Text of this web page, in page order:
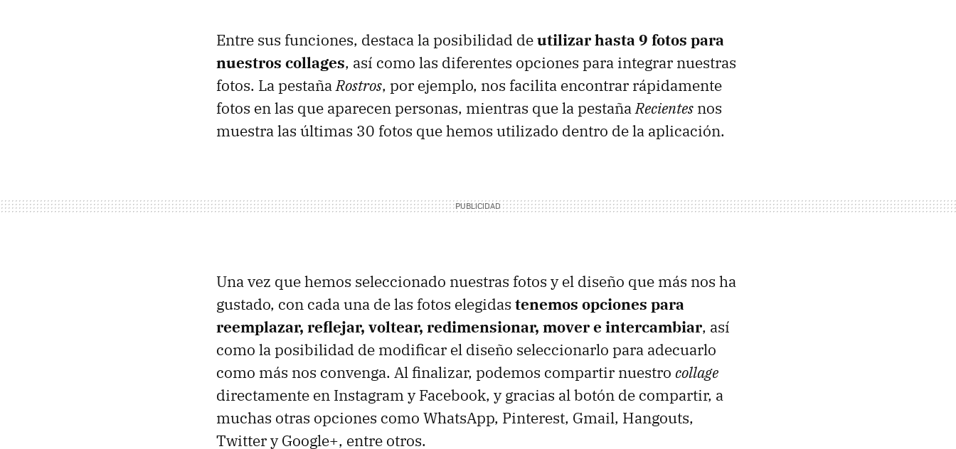
Entre sus funciones, destaca la posibilidad deutilizar hasta 9 fotos para
nuestros collages, así como las diferentes opciones para integrar nuestras
fotos. La pestañaRostros, por ejemplo, nos facilita encontrar rápidamente
fotos en las que aparecen personas, mientras que la pestañaRecientes nos
muestra las últimas 30 fotos que hemos utilizado dentro de la aplicación.
Una vez que hemos seleccionado nuestras fotos y el diseño que más nos ha
gustado, con cada una de las fotos elegidas tenemos opciones para
reemplazar, reflejar, voltear, redimensionar, mover e intercambiar, así
como la posibilidad de modificar el diseño seleccionarlo para adecuarlo
como más nos convenga. Al finalizar, podemos compartir nuestro collage
directamente en Instagram y Facebook, y gracias al botón de compartir, a
muchas otras opciones como WhatsApp, Pinterest, Gmail, Hangouts,
Twitter y Google+, entre otros.